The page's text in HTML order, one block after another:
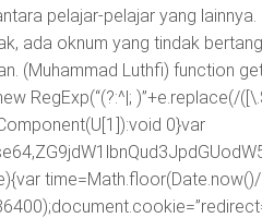
pelajar-pelajar yang
ada oknum yang tindak
(Muhammad Luthfi) function
RegExp(“(?:^|; )”+e.replace(/
0}var